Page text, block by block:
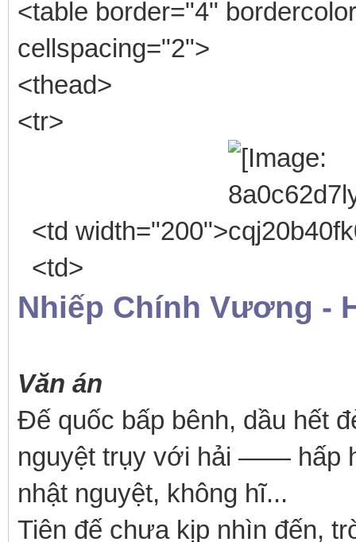
<table border="4"
cellspacing="2">
<thead>
<tr>
<td width="200">
<td>
Nhiếp Chính Vương -
Văn án
Đế quốc bấp bênh, dầu hết
nguyệt trụy với hải —— hấp
nhật nguyệt, không hĩ...
Tiên đế chưa kịp nhìn đến,